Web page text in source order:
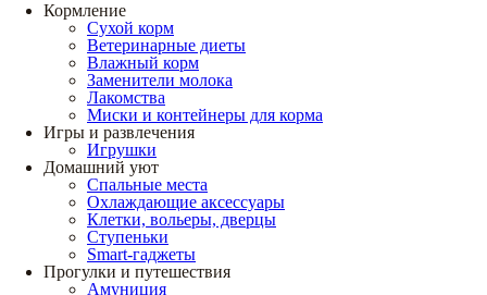
Кормление
Сухой корм
Ветеринарные диеты
Влажный корм
Заменители молока
Лакомства
Миски и контейнеры для корма
Игры и развлечения
Игрушки
Домашний уют
Спальные места
Охлаждающие аксессуары
Клетки, вольеры, дверцы
Ступеньки
Smart-гаджеты
Прогулки и путешествия
Амуниция